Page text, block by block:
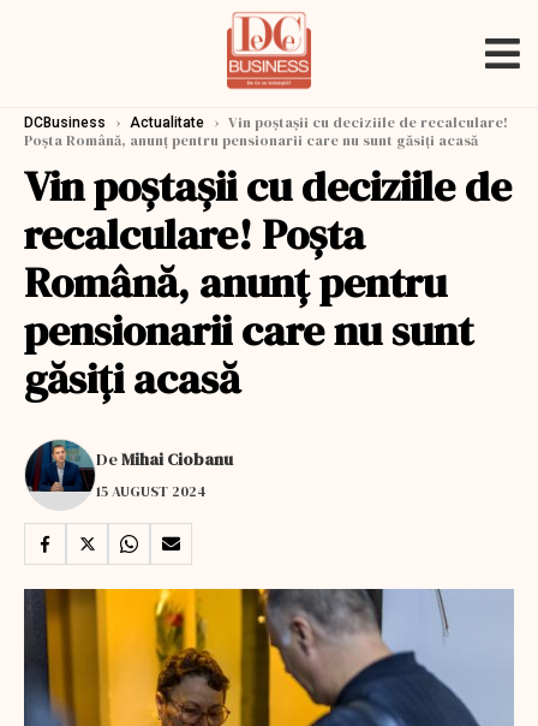
DCBusiness › Actualitate › Vin poştaşii cu deciziile de recalculare!
Poşta Română, anunţ pentru pensionarii care nu sunt găsiţi acasă
Vin poştaşii cu deciziile de
recalculare! Poşta
Română, anunţ pentru
pensionarii care nu sunt
găsiţi acasă
DeMihai Ciobanu
15 AUGUST 2024